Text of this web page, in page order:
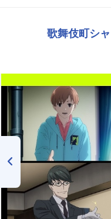
歌舞伎町シ